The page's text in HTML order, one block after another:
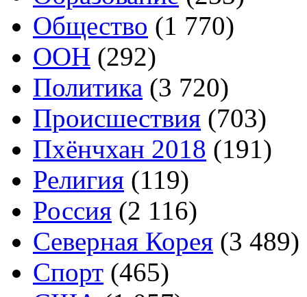
Общество (1 770)
ООН (292)
Политика (3 720)
Происшествия (703)
Пхёнчхан 2018 (191)
Религия (119)
Россия (2 116)
Северная Корея (3 489)
Спорт (465)